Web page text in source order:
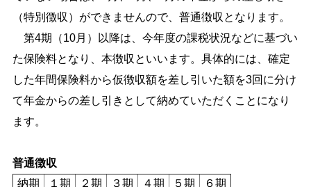
（特別徴収）ができませんので、普通徴収となります。
第4期（10月）以降は、今年度の課税状況などに基づい
た保険料となり、本徴収といいます。具体的には、確定
した年間保険料から仮徴収額を差し引いた額を3回に分け
て年金からの差し引きとして納めていただくことになり
ます。
普通徴収
納期
１期 ２期 ３期 ４期 ５期 ６期